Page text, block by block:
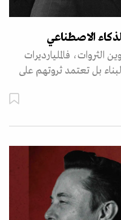
الاصطناعي
الثروات، فالمليارديرات
بل تعتمد ثروتهم على